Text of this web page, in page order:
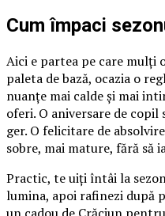
Cum împaci
Aici e partea pe care mulți
paleta de bază, ocazia o
nuanțe mai calde și mai
oferi. O aniversare de
ger. O felicitare de
sobre, mai mature, fără să
Practic, te uiți întâi la
lumina, apoi rafinezi după